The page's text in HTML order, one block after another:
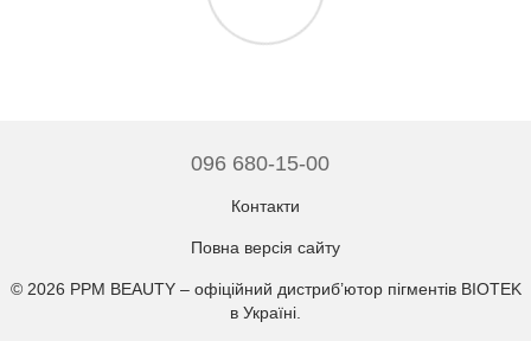
096 680-15-00
Контакти
Повна версія сайту
© 2026 PPM BEAUTY – офіційний дистриб’ютор пігментів BIOTEK
в Україні